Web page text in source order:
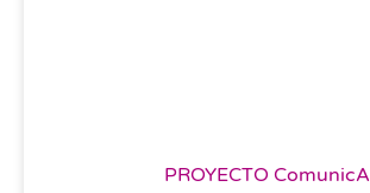
PROYECTO ComunicA